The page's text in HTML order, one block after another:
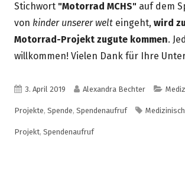
Stichwort "Motorrad MCHS" auf dem
von kinder unserer welt eingeht, wird
Motorrad-Projekt zugute kommen.
willkommen! Vielen Dank für Ihre
Veröffentlicht
am
3. April 2019 Autor
Alexandra Bechter
Projekte, Spende, Spendenaufruf
Projekt, Spendenaufruf